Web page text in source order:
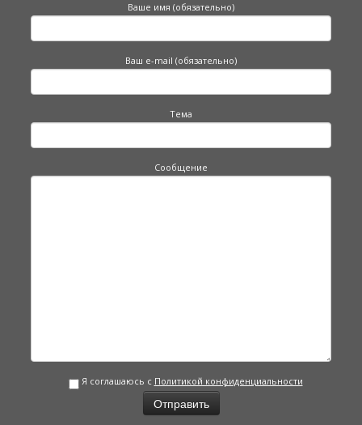
Ваше имя (обязательно)
Ваш e-mail (обязательно)
Тема
Сообщение
Я соглашаюсь с Политикой конфиденциальности